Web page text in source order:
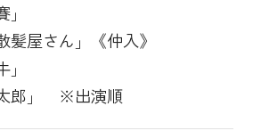
髪屋さん」《仲入》
郎」 ※出演順